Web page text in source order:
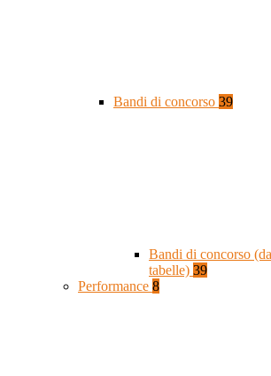
Bandi di concorso 39
Bandi di concorso
tabelle) 39
Performance 8